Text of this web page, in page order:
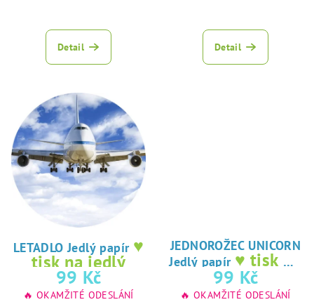
Detail Detail
LETADLO Jedlý papír ♥
tisk na jedlý
papír
99 Kč
🔥 OKAMŽITÉ ODESLÁNÍ
JEDNOROŽEC UNICORN
Jedlý papír ♥ tisk na
jedlý papír
99 Kč
🔥 OKAMŽITÉ ODESLÁNÍ